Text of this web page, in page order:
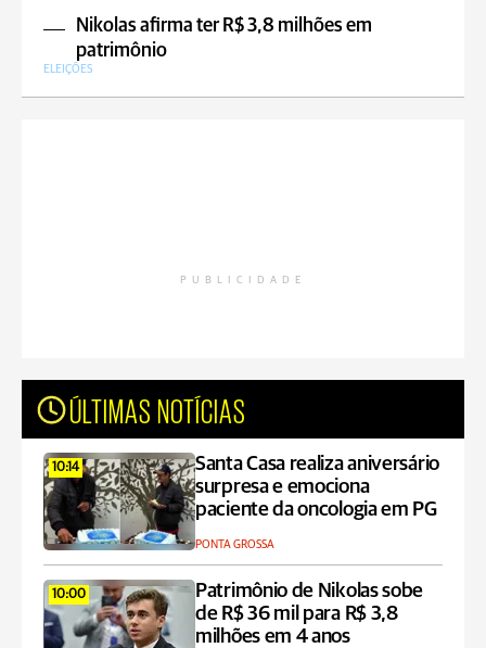
Nikolas afirma ter R$ 3,8 milhões em
patrimônio
ELEIÇÕES
PUBLICIDADE
ÚLTIMAS NOTÍCIAS
10:14
Santa Casa realiza aniversário
surpresa e emociona
paciente da oncologia em PG
PONTA GROSSA
10:00
Patrimônio de Nikolas sobe
de R$ 36 mil para R$ 3,8
milhões em 4 anos